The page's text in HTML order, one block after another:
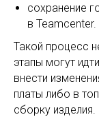
сохранение
в Teamcenter.
Такой процесс
этапы могут
внести
платы либо в
сборку